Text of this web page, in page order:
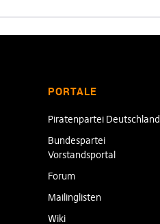
PORTALE
Piratenpartei Deutschland
Bundespartei
Vorstandsportal
Forum
Mailinglisten
Wiki